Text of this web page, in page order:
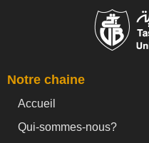
Notre chaine
Accueil
Qui-sommes-nous?